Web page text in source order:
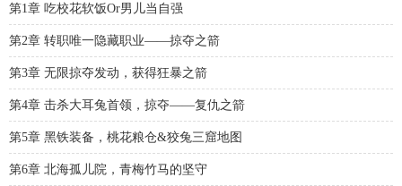
第1章 吃校花软饭Or男儿当自强
第2章 转职唯一隐藏职业——掠夺之箭
第3章 无限掠夺发动，获得狂暴之箭
第4章 击杀大耳兔首领，掠夺——复仇之箭
第5章 黑铁装备，桃花粮仓&狡兔三窟地图
第6章 北海孤儿院，青梅竹马的坚守